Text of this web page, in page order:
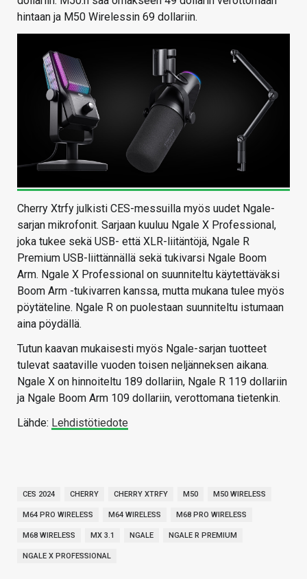
hintaan ja M50 Wirelessin 69 dollariin.
Cherry Xtrfy julkisti CES-messuilla myös uudet Ngale-
sarjan mikrofonit. Sarjaan kuuluu Ngale X Professional,
joka tukee sekä USB- että XLR-liitäntöjä, Ngale R
Premium USB-liittännällä sekä tukivarsi Ngale Boom
Arm. Ngale X Professional on suunniteltu käytettäväksi
Boom Arm -tukivarren kanssa, mutta mukana tulee myös
pöytäteline. Ngale R on puolestaan suunniteltu istumaan
aina pöydällä.
Tutun kaavan mukaisesti myös Ngale-sarjan tuotteet
tulevat saataville vuoden toisen neljänneksen aikana.
Ngale X on hinnoiteltu 189 dollariin, Ngale R 119 dollariin
ja Ngale Boom Arm 109 dollariin, verottomana tietenkin.
Lähde: Lehdistötiedote
CES 2024 CHERRY CHERRY XTRFY M50 M50 WIRELESS
M64 PRO WIRELESS M64 WIRELESS M68 PRO WIRELESS
M68 WIRELESS MX 3.1 NGALE NGALE R PREMIUM
NGALE X PROFESSIONAL